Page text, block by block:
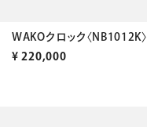
WAKOクロック〈NB1012K〉
¥ 220,000